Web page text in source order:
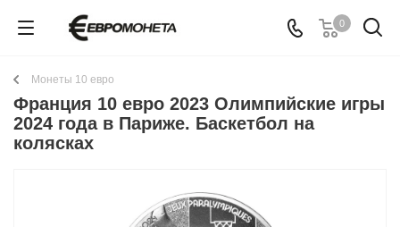
0
Монеты 10 евро
Франция 10 евро 2023 Олимпийские игры
2024 года в Париже. Баскетбол на
колясках